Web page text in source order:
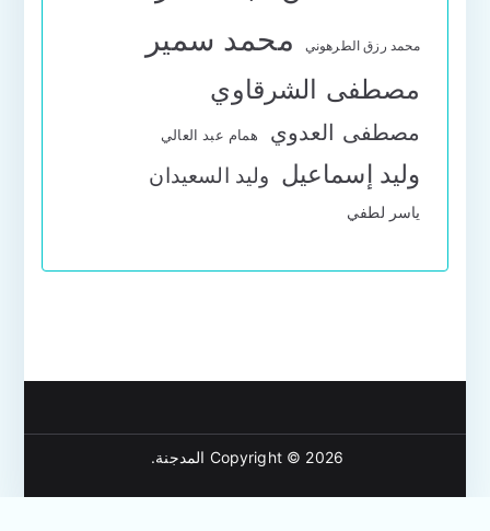
محمد رزق الطرهوني محمد سمير
مصطفى الشرقاوي
مصطفى العدوي همام عبد العالي
وليد إسماعيل وليد السعيدان
ياسر لطفي
Copyright © 2026 المدجنة.